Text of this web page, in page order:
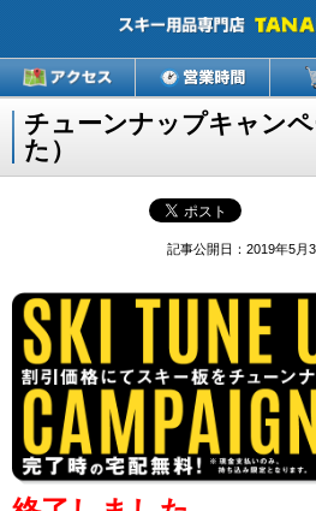
チューンナップキャン
た）
記事公開日：2019年5月